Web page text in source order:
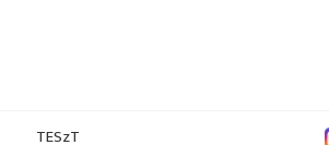
TESzT